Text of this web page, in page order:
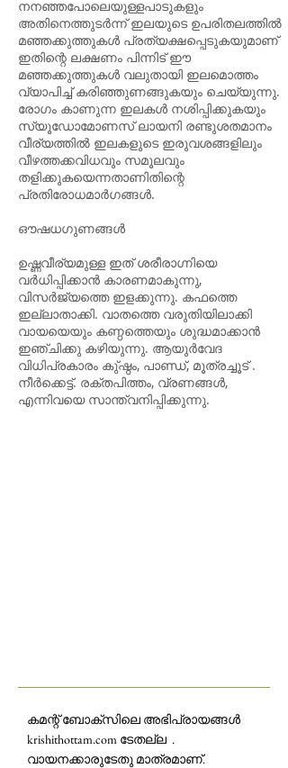
നനഞ്ഞപോലെയുള്ളപാടുകളും
അതിനെത്തുടർന്ന് ഇലയുടെ ഉപരിതലത്തിൽ
മഞ്ഞക്കുത്തുകൾ പ്രത്യക്ഷപ്പെടുകയുമാണ്
ഇതിന്റെ ലക്ഷണം പിന്നിട് ഈ
മഞ്ഞക്കുത്തുകൾ വലുതായി ഇലമൊത്തം
വ്യാപിച്ച് കരിഞ്ഞുണങ്ങുകയും ചെയ്യുന്നു.
രോഗം കാണുന്ന ഇലകൾ നശിപ്പിക്കുകയും
സ്യൂഡോമോണസ് ലായനി രണ്ടുശതമാനം
വീര്യത്തിൽ ഇലകളുടെ ഇരുവശങ്ങളിലും
വീഴത്തക്കവിധവും സമൂലവും
തളിക്കുകയെന്നതാണിതിന്റെ
പ്രതിരോധമാർഗങ്ങൾ.
ഔഷധഗുണങ്ങൾ
ഉഷ്ണവീര്യമുള്ള ഇത് ശരീരാഗ്നിയെ
വർധിപ്പിക്കാൻ കാരണമാകുന്നു,
വിസർജ്യത്തെ ഇളക്കുന്നു. കഫത്തെ
ഇല്ലാതാക്കി. വാതത്തെ വരുതിയിലാക്കി
വായയെയും കണ്ഠത്തെയും ശുദ്ധമാക്കാൻ
ഇഞ്ചിക്കു കഴിയുന്നു. ആയുർവേദ
വിധിപ്രകാരം കു്ഷ്ഠം, പാണ്ഡ്, മൂത്രച്ചൂട് .
നീർക്കെട്ട്. രക്തപിത്തം, വ്രണങ്ങൾ,
എന്നിവയെ സാന്ത്വനിപ്പിക്കുന്നു.
കമന്റ് ബോക്‌സിലെ അഭിപ്രായങ്ങള്‍
krishithottam.com ടേതല്ല .
വായനക്കാരുടേതു മാത്രമാണ്.